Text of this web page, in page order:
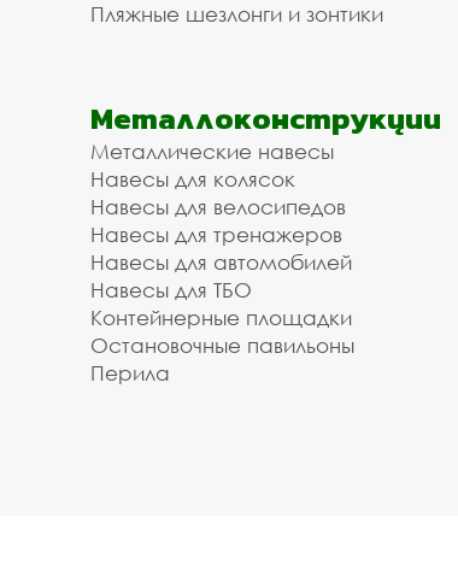
Пляжные шезлонги и зонтики
Металлоконструкции
Металлические навесы
Навесы для колясок
Навесы для велосипедов
Навесы для тренажеров
Навесы для автомобилей
Навесы для ТБО
Контейнерные площадки
Остановочные павильоны
Перила